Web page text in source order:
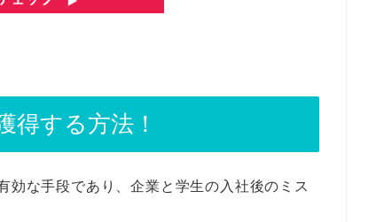
得する方法！
効な手段であり、企業と学生の入社後のミス